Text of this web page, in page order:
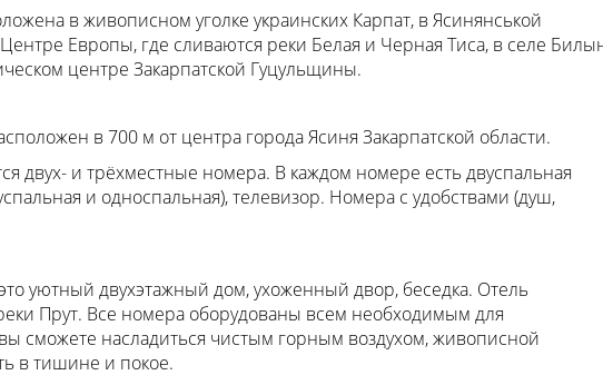
в живописном уголке украинских Карпат, в Ясинянськой
Европы, где сливаются реки Белая и Черная Тиса, в селе
центре Закарпатской Гуцульщины.
в 700 м от центра города Ясиня Закарпатской области.
двух- и трёхместные номера. В каждом номере есть двуспальная
и односпальная), телевизор. Номера с удобствами (душ,
уютный двухэтажный дом, ухоженный двор, беседка. Отель
Прут. Все номера оборудованы всем необходимым для
сможете насладиться чистым горным воздухом, живописной
в тишине и покое.